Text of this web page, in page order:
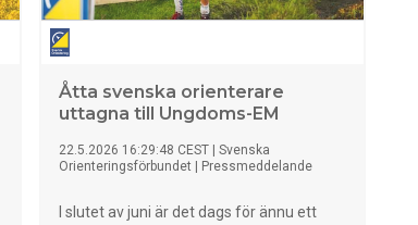
Åtta svenska orienterare
uttagna till Ungdoms-EM
22.5.2026 16:29:48 CEST
Svenska
Orienteringsförbundet
Pressmeddelande
I slutet av juni är det dags för ännu ett